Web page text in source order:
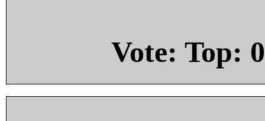
Vote: Top: 0